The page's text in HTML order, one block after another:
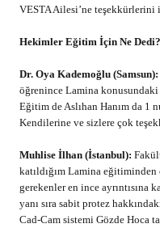
VESTA Ailesi’ne teşekkürlerini
Hekimler Eğitim İçin Ne Dedi?
Dr. Oya Kademoğlu (Samsun):
öğrenince Lamina
Eğitim de Aslıhan Hanım da 1
Kendilerine ve sizlere çok
Muhlise İlhan (İstanbul):
katıldığım Lamina
gerekenler en ince ayrıntısına
yanı sıra sabit protez
Cad-Cam sistemi Gözde Hoca